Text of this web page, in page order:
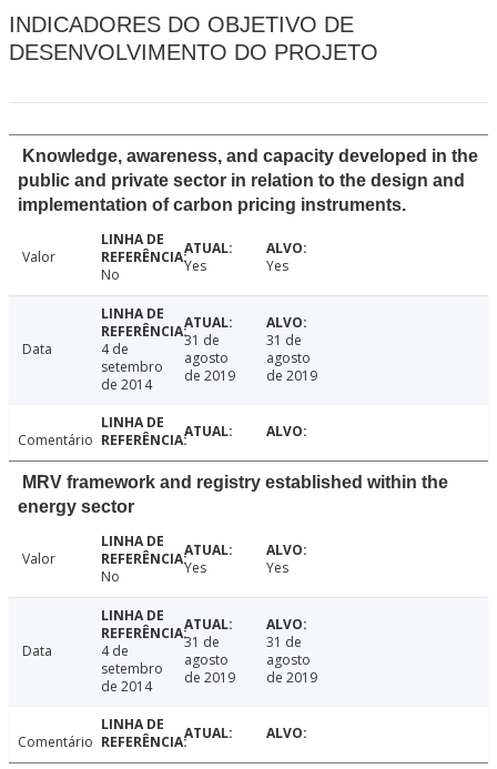
INDICADORES DO OBJETIVO DE
DESENVOLVIMENTO DO PROJETO
Knowledge, awareness, and capacity developed in the
public and private sector in relation to the design and
implementation of carbon pricing instruments.
Valor
No
Yes Yes
Data
4 de
setembro
de 2014
31 de
agosto
de 2019
31 de
agosto
de 2019
Comentário
MRV framework and registry established within the
energy sector
Valor
No
Yes Yes
Data
4 de
setembro
de 2014
31 de
agosto
de 2019
31 de
agosto
de 2019
Comentário